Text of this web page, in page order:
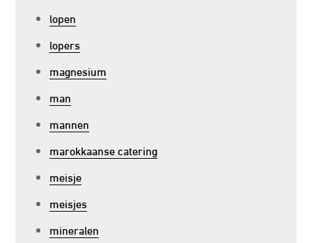
lopen
lopers
magnesium
man
mannen
marokkaanse catering
meisje
meisjes
mineralen